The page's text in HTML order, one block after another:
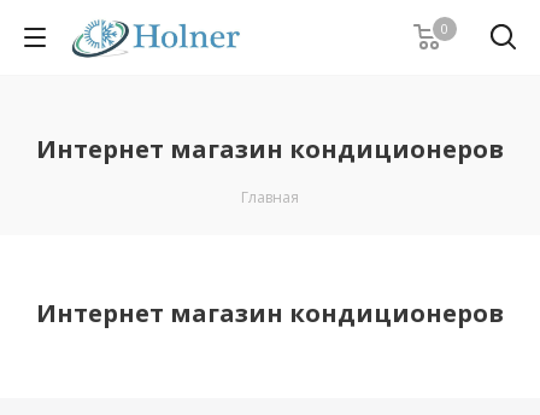
0
Интернет магазин кондиционеров
Главная
Интернет магазин кондиционеров